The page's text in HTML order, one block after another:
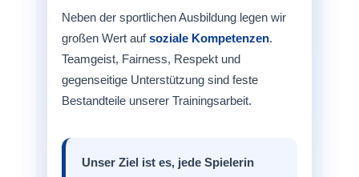
Neben der sportlichen Ausbildung legen wir
großen Wert aufsoziale Kompetenzen.
Teamgeist, Fairness, Respekt und
gegenseitige Unterstützung sind feste
Bestandteile unserer Trainingsarbeit.
Unser Ziel ist es, jede Spielerin